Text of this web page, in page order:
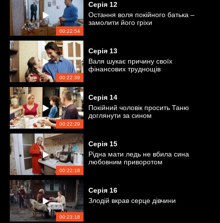
00:22:54
Серія 12
Остання воля покійного батька –
замолити його гріхи
00:22:39
Серія 13
Валя шукає причину своїх
фінансових труднощів
00:22:29
Серія 14
Покійний чоловік просить Таню
доглянути за сином
00:22:18
Серія 15
Рідна мати ледь не вбила сина
любовним приворотом
00:23:18
Серія 16
Злодій вкрав серце дівчини